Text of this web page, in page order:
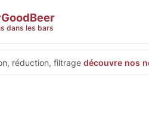
dans les bars
réduction, filtrage découvre nos